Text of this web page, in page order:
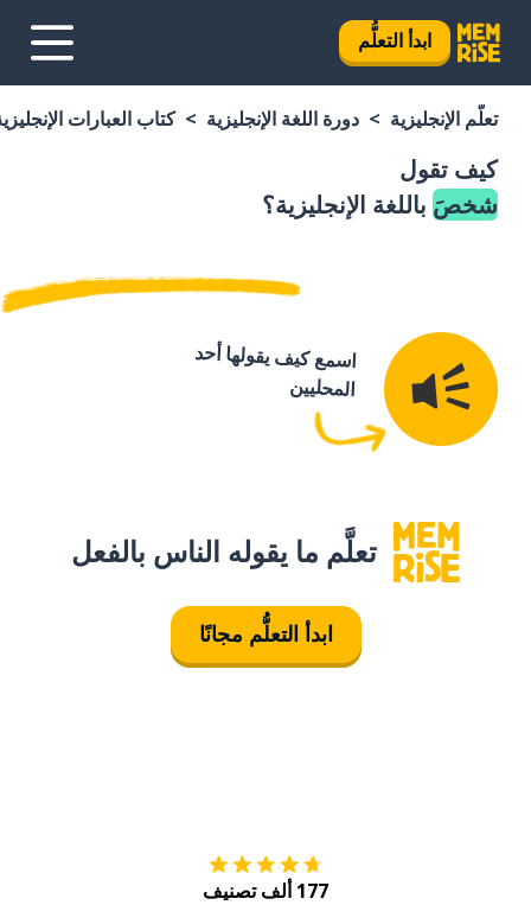
ابدأ التعلُّم
تعلَّم الإنجليزية دورة اللغة الإنجليزية كتاب العبارات
كيف تقول
شخصَ باللغة الإنجليزية؟
اسمع كيف يقولها أحد
المحليين
تعلَّم ما يقوله الناس بالفعل
ابدأ التعلُّم مجانًا
177 ألف تصنيف